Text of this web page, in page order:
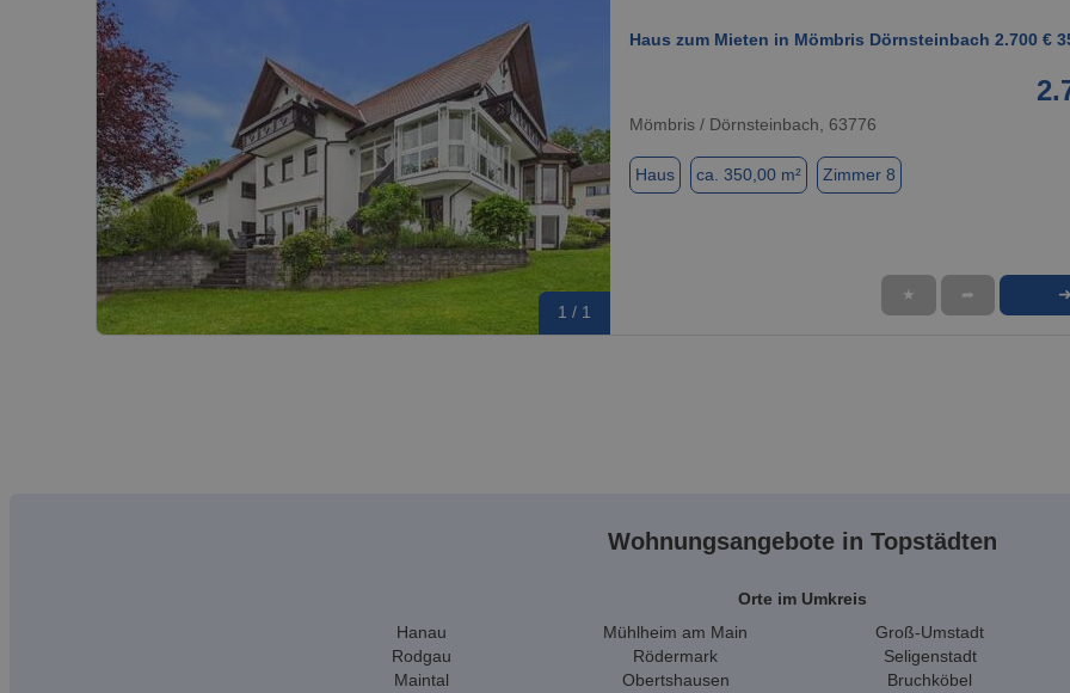
1 / 1
Haus zum Mieten in Mömbris Dörnsteinbach 2.700 €
Mömbris / Dörnsteinbach, 63776
Haus ca. 350,00 m² Zimmer 8
★ ➦ ➜
Wohnungsangebote in Topstädten
Orte im Umkreis
Hanau
Rodgau
Maintal
Mühlheim am Main
Rödermark
Obertshausen
Groß-Umstadt
Seligenstadt
Bruchköbel